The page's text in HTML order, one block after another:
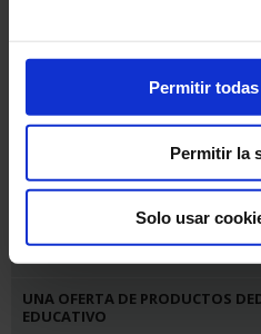
Permitir
Permitir la
Solo usar
Cada año, el grupo Chauvin
actos relacionados con el sector
formación profesional técnica y
instrumentos de medida, la
Arnoux en calidad de jurado o el
EL CLUB DE LA MEDICIÓN:
UNA RECOPILACIÓN DE
UNA OFERTA DE PRODUCTOS
EDUCATIVO